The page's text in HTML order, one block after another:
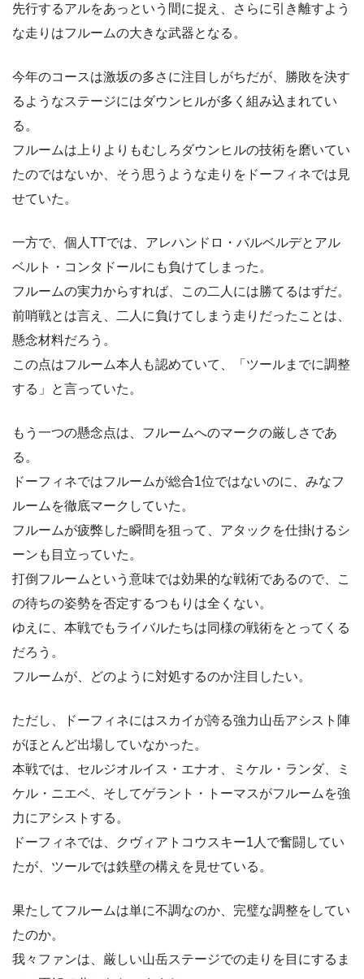
先行するアルをあっという間に捉え、さらに引き離すよう
な走りはフルームの大きな武器となる。
今年のコースは激坂の多さに注目しがちだが、勝敗を決す
るようなステージにはダウンヒルが多く組み込まれてい
る。
フルームは上りよりもむしろダウンヒルの技術を磨いてい
たのではないか、そう思うような走りをドーフィネでは見
せていた。
一方で、個人TTでは、アレハンドロ・バルベルデとアル
ベルト・コンタドールにも負けてしまった。
フルームの実力からすれば、この二人には勝てるはずだ。
前哨戦とは言え、二人に負けてしまう走りだったことは、
懸念材料だろう。
この点はフルーム本人も認めていて、「ツールまでに調整
する」と言っていた。
もう一つの懸念点は、フルームへのマークの厳しさであ
る。
ドーフィネではフルームが総合1位ではないのに、みなフ
ルームを徹底マークしていた。
フルームが疲弊した瞬間を狙って、アタックを仕掛けるシ
ーンも目立っていた。
打倒フルームという意味では効果的な戦術であるので、こ
の待ちの姿勢を否定するつもりは全くない。
ゆえに、本戦でもライバルたちは同様の戦術をとってくる
だろう。
フルームが、どのように対処するのか注目したい。
ただし、ドーフィネにはスカイが誇る強力山岳アシスト陣
がほとんど出場していなかった。
本戦では、セルジオルイス・エナオ、ミケル・ランダ、ミ
ケル・ニエベ、そしてゲラント・トーマスがフルームを強
力にアシストする。
ドーフィネでは、クヴィアトコウスキー1人で奮闘してい
たが、ツールでは鉄壁の構えを見せている。
果たしてフルームは単に不調なのか、完璧な調整をしてい
たのか。
我々ファンは、厳しい山岳ステージでの走りを目にするま